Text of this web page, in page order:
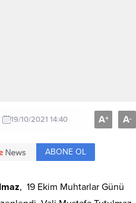
19/10/2021 14:40 A+ A-
ABONE OL
, 19 Ekim Muhtarlar Günü